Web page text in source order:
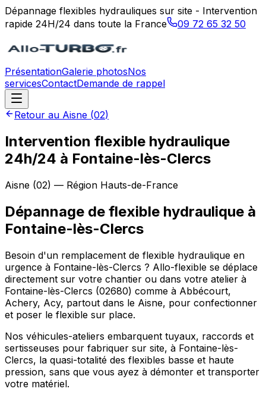
Dépannage flexibles hydrauliques sur site - Intervention
rapide 24H/24 dans toute la France
09 72 65 32 50
PrésentationGalerie photosNos
servicesContactDemande de rappel
Retour au Aisne (02)
Intervention flexible hydraulique
24h/24 à Fontaine-lès-Clercs
Aisne (02) — Région Hauts-de-France
Dépannage de flexible hydraulique à
Fontaine-lès-Clercs
Besoin d'un remplacement de flexible hydraulique en
urgence à Fontaine-lès-Clercs ? Allo-flexible se déplace
directement sur votre chantier ou dans votre atelier à
Fontaine-lès-Clercs (02680) comme à Abbécourt,
Achery, Acy, partout dans le Aisne, pour confectionner
et poser le flexible sur place.
Nos véhicules-ateliers embarquent tuyaux, raccords et
sertisseuses pour fabriquer sur site, à Fontaine-lès-
Clercs, la quasi-totalité des flexibles basse et haute
pression, sans que vous ayez à démonter et transporter
votre matériel.